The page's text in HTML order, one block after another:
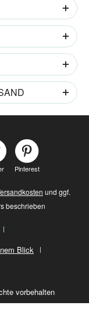
Pinterest
und ggf.
beschrieben
Blick
vorbehalten